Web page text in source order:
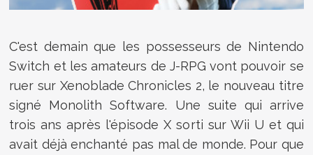
C'est demain que les possesseurs de Nintendo
Switch et les amateurs de J-RPG vont pouvoir se
ruer sur Xenoblade Chronicles 2, le nouveau titre
signé Monolith Software. Une suite qui arrive
trois ans après l'épisode X sorti sur Wii U et qui
avait déjà enchanté pas mal de monde. Pour que